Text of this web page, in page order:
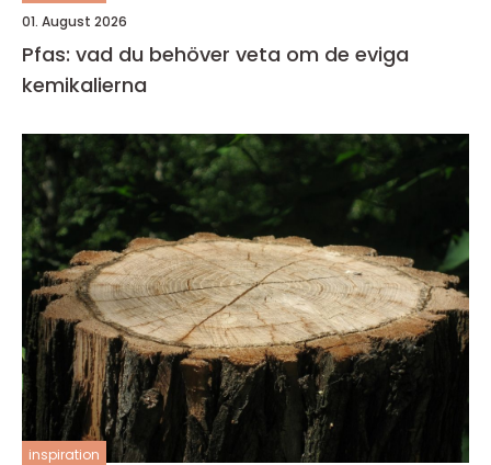
01. August 2026
Pfas: vad du behöver veta om de eviga
kemikalierna
inspiration